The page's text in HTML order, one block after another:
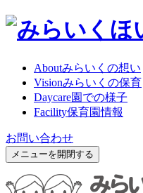
Aboutみらいくの想い
Visionみらいくの保育
Daycare園での様子
Facility保育園情報
お問い合わせ
メニューを開閉する